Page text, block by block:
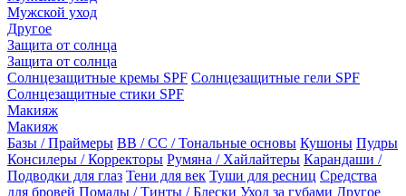
Мужской уход
Другое
Защита от солнца
Защита от солнца
Солнцезащитные кремы SPF Солнцезащитные гели SPF
Солнцезащитные стики SPF
Макияж
Макияж
Базы / Праймеры BB / CC / Тональные основы Кушоны Пудры
Консилеры / Корректоры Румяна / Хайлайтеры Карандаши /
Подводки для глаз Тени для век Туши для ресниц Средства
для бровей Помады / Тинты / Блески Уход за губами Другое